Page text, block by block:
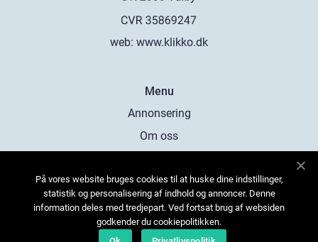
web: www.klikko.dk
Menu
Annonsering
Om oss
Kontakta oss
Sitemap
På vores website bruges cookies til at huske dine indstillinger,
statistik og personalisering af indhold og annoncer. Denne
information deles med tredjepart. Ved fortsat brug af websiden
godkender du cookiepolitikken.